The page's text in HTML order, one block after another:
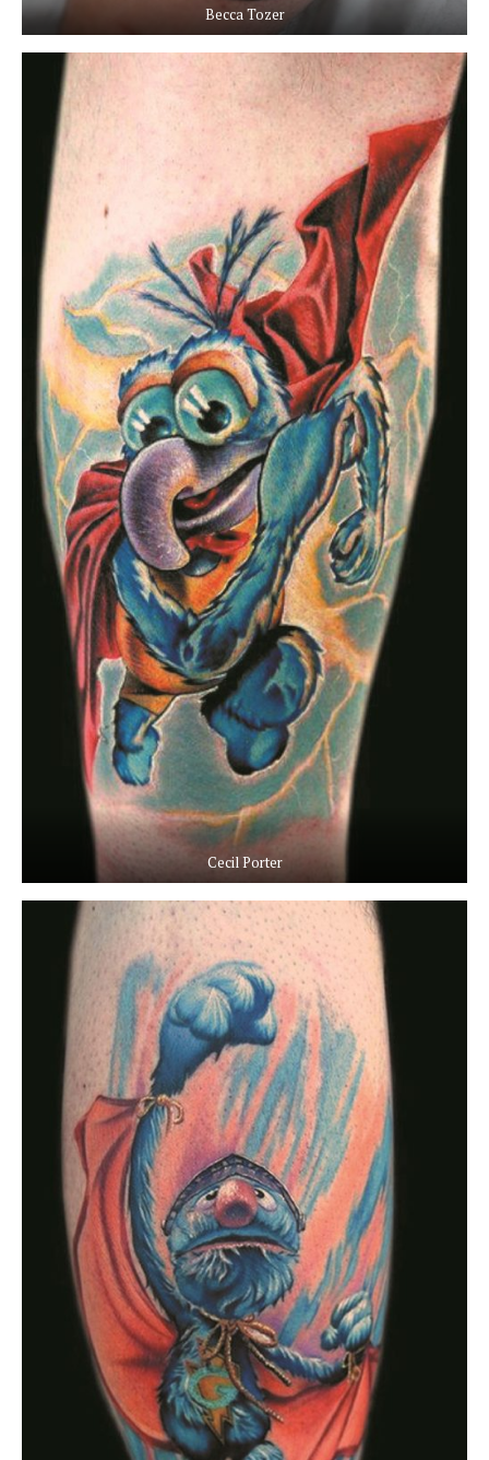
Becca Tozer
Cecil Porter